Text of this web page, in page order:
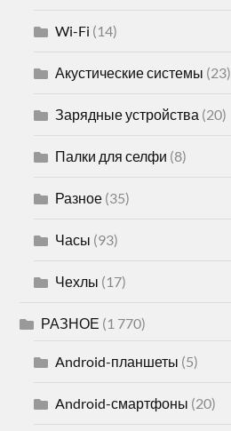
Wi-Fi (14)
Акустические системы (23)
Зарядные устройства (20)
Палки для селфи (8)
Разное (35)
Часы (93)
Чехлы (17)
РАЗНОЕ (1 770)
Android-планшеты (5)
Android-смартфоны (20)